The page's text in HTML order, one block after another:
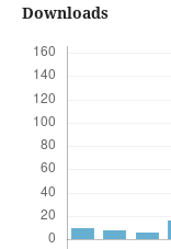
Downloads